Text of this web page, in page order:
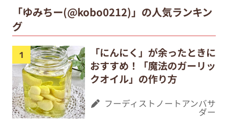
「ゆみちー(@kobo0212)」の人気ランキン
グ
「にんにく」が余ったときに
おすすめ！「魔法のガーリッ
クオイル」の作り方
フーディストノートアンバサ
ダー